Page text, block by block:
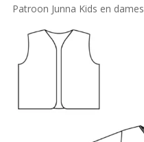
Patroon Junna Kids en dames